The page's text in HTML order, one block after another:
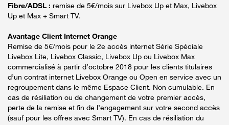
Fibre/ADSL : remise de 5€/mois sur Livebox Up et Max, Livebox
Up et Max + Smart TV.
Avantage Client Internet Orange
Remise de 5€/mois pour le 2e accès internet Série Spéciale
Livebox Lite, Livebox Classic, Livebox Up ou Livebox Max
commercialisé à partir d’octobre 2018 pour les clients titulaires
d’un contrat internet Livebox Orange ou Open en service avec un
regroupement dans le même Espace Client. Non cumulable. En
cas de résiliation ou de changement de votre premier accès,
perte de la remise et fin de l’engagement sur votre second accès
(sauf pour les offres avec Smart TV). En cas de résiliation du